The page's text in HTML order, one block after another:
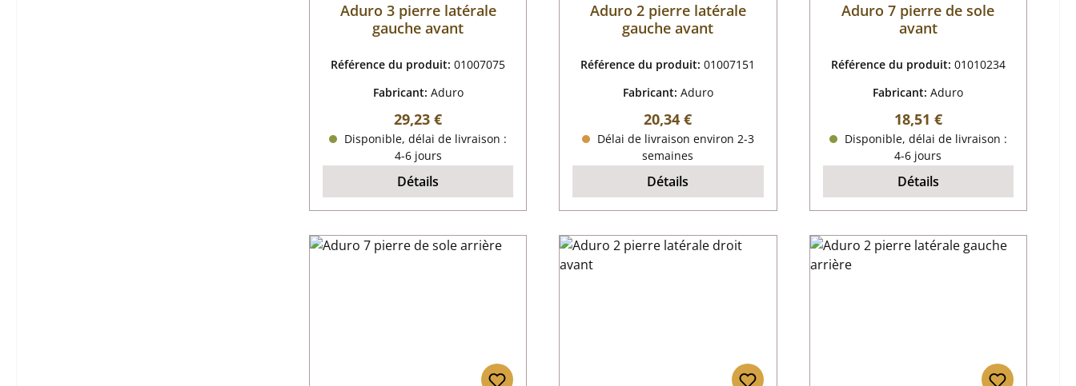
Aduro 3 pierre latérale
gauche avant
Référence du produit:01007075
Fabricant: Aduro
Prix régulier :
29,23 €
Disponible, délai de livraison :
4-6 jours
Détails
Aduro 2 pierre latérale
gauche avant
Référence du produit:01007151
Fabricant: Aduro
Prix régulier :
20,34 €
Délai de livraison environ 2-3
semaines
Détails
Aduro 7 pierre de sole
avant
Référence du produit: 01010234
Fabricant:Aduro
Prix régulier :
18,51 €
Disponible, délai de livraison :
4-6 jours
Détails